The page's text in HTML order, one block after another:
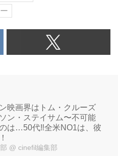
映画界はトム・クルーズ
ン・ステイサム〜不可能
は…50代‼全米NO1は、彼
@ cinefil編集部